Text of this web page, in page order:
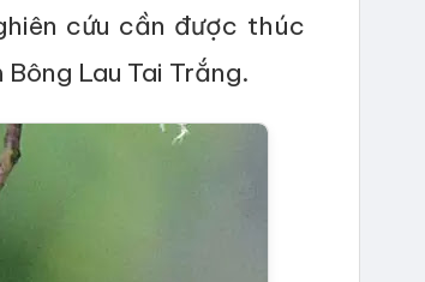
cứu cần được thúc
Lau Tai Trắng.